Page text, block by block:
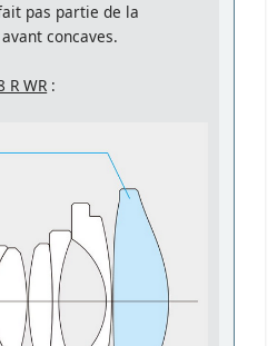
pas partie de la
concaves.
R WR :